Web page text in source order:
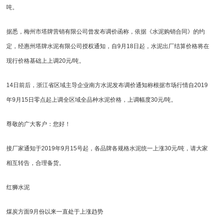
吨。
据悉，梅州市塔牌营销有限公司曾发布调价函称，依据《水泥购销合同》的约
定，经惠州塔牌水泥有限公司授权通知，自9月18日起，水泥出厂结算价格将在
现行价格基础上上调20元/吨。
14日前后，浙江省区域主导企业南方水泥发布调价通知称根据市场行情自2019
年9月15日零点起上调全区域全品种水泥价格，上调幅度30元/吨。
尊敬的广大客户：您好！
接厂家通知于2019年9月15号起，各品牌各规格水泥统一上涨30元/吨，请大家
相互转告，合理备货。
红狮水泥
煤炭方面9月份以来一直处于上涨趋势